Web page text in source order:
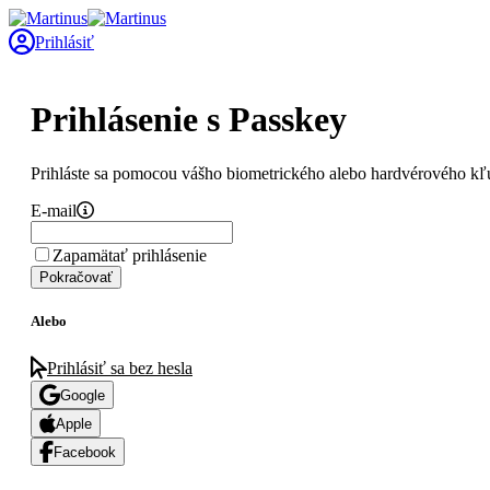
Prihlásiť
Prihlásenie s Passkey
Prihláste sa pomocou vášho biometrického alebo hardvérového
E-mail
Zapamätať prihlásenie
Pokračovať
Alebo
Prihlásiť sa bez hesla
Google
Apple
Facebook